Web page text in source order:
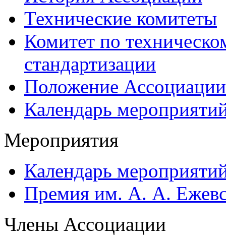
Технические комитеты
Комитет по
стандартизации
Положение
Календарь
Мероприятия
Календарь
Премия им. А. А.
Члены Ассоциации